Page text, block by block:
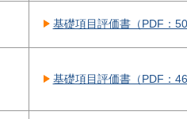
基礎項目評価書（PDF：
基礎項目評価書（PDF：